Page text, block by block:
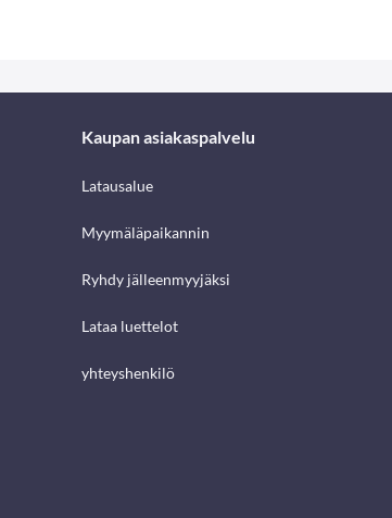
Kaupan asiakaspalvelu
Latausalue
Myymäläpaikannin
Ryhdy jälleenmyyjäksi
Lataa luettelot
yhteyshenkilö